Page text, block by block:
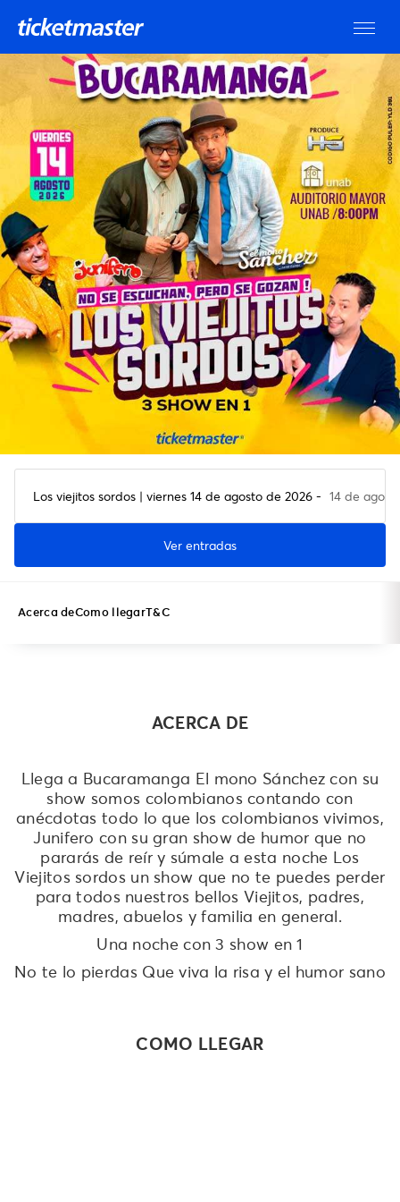
Los viejitos sordos | viernes 14 de agosto de 2026 - 14 de
Ver entradas
Acerca deComo llegarT&C
ACERCA DE
Llega a Bucaramanga El mono Sánchez con su
show somos colombianos contando con
anécdotas todo lo que los colombianos vivimos,
Junifero con su gran show de humor que no
pararás de reír y súmale a esta noche Los
Viejitos sordos un show que no te puedes perder
para todos nuestros bellos Viejitos, padres,
madres, abuelos y familia en general.
Una noche con 3 show en 1
No te lo pierdas Que viva la risa y el humor sano
COMO LLEGAR